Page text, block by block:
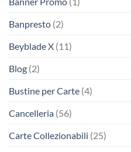
Banpresto (2)
Beyblade X (11)
Blog (2)
Bustine per Carte (4)
Cancelleria (56)
Carte Collezionabili (25)